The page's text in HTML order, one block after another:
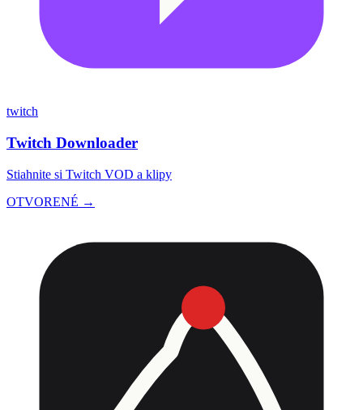
twitch
Twitch Downloader
Stiahnite si Twitch VOD a klipy
OTVORENÉ →